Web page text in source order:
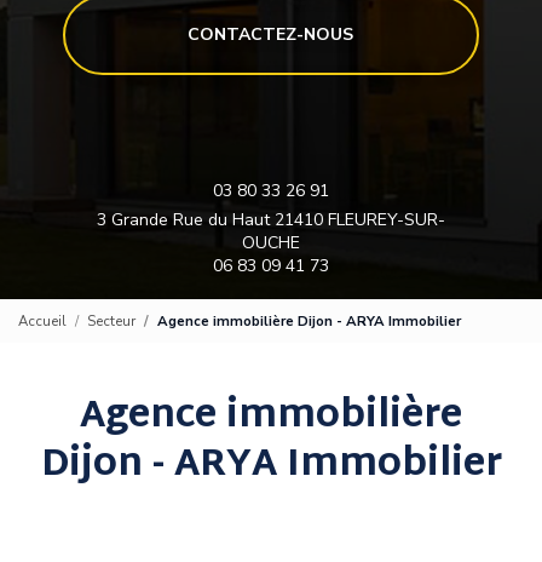
CONTACTEZ-NOUS
03 80 33 26 91
3 Grande Rue du Haut 21410 FLEUREY-SUR-
OUCHE
06 83 09 41 73
Accueil Secteur Agence immobilière Dijon - ARYA Immobilier
Agence immobilière
Dijon - ARYA Immobilier